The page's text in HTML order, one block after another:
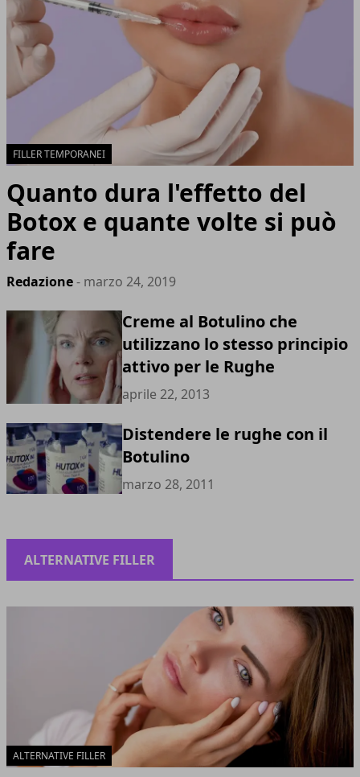
FILLER TEMPORANEI
Quanto dura l'effetto del
Botox e quante volte si può
fare
Redazione- marzo 24, 2019
Creme al Botulino che
utilizzano lo stesso principio
attivo per le Rughe
aprile 22, 2013
Distendere le rughe con il
Botulino
marzo 28, 2011
ALTERNATIVE FILLER
ALTERNATIVE FILLER